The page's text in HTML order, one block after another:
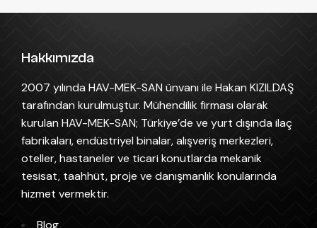
Hakkımızda
2007 yılında HAV-MEK-SAN ünvanı ile Hakan KIZILDAŞ
tarafından kurulmuştur. Mühendilik firması olarak
kurulan HAV-MEK-SAN; Türkiye’de ve yurt dışında ilaç
fabrikaları, endüstriyel binalar, alışveriş merkezleri,
oteller, hastaneler ve ticari konutlarda mekanik
tesisat, taahhüt, proje ve danışmanlık konularında
hizmet vermektir.
Blog